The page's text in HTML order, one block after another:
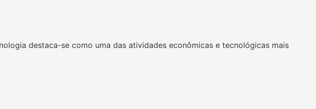
destaca-se como uma das atividades econômicas e tecnológicas mais